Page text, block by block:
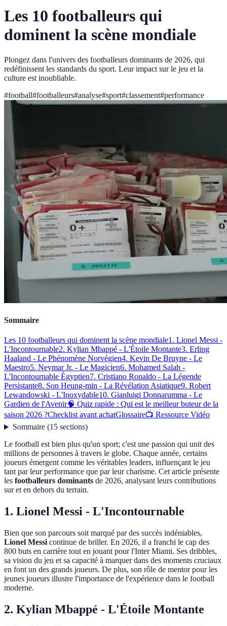
Les 10 footballeurs qui
dominent la scène mondiale
Plongez dans l'univers des footballeurs dominants de 2026, qui
redéfinissent les standards du sport. Leur impact sur le jeu et la
culture est inoubliable.
#football#footballeurs#analyse#sport#classement#performance
Sommaire
Les 10 footballeurs qui dominent la scène mondiale1. Lionel Messi -
L'Incontournable2. Kylian Mbappé - L'Étoile Montante3. Erling
Haaland - Le Phénomène Norvégien4. Kevin De Bruyne - Le
Maestro5. Neymar Jr. - Le Magicien6. Mohamed Salah -
L'Incontournable Égyptien7. Cristiano Ronaldo - La Légende
Persistante8. Son Heung-min - La Révélation Asiatique9. Robert
Lewandowski - L'Inoxydable10. Gianluigi Donnarumma - Le
Gardien de l'Avenir🧠 Quiz rapide : Qui est le meilleur buteur de la
saison 2026 ?Checklist avant achatGlossaire📺 Ressource Vidéo
Sommaire(15 sections)
Le football est bien plus qu'un sport; c'est une passion qui unit des
millions de personnes à travers le globe. Chaque année, certains
joueurs émergent comme les véritables leaders, influençant le jeu
tant par leur performance que par leur charisme. Cet article présente
les footballeurs dominants de 2026, analysant leurs contributions
sur et en dehors du terrain.
1. Lionel Messi - L'Incontournable
Bien que son parcours soit marqué par des succès indéniables,
Lionel Messi continue de briller. En 2026, il a franchi le cap des
800 buts en carrière tout en jouant pour l'Inter Miami. Ses dribbles,
sa vision du jeu et sa capacité à marquer dans des moments cruciaux
en font un des grands joueurs. De plus, son rôle de mentor pour les
jeunes joueurs illustre l'importance de l'expérience dans le football
moderne.
2. Kylian Mbappé - L'Étoile Montante